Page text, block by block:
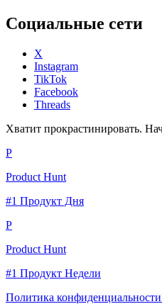
Социальные сети
X
Instagram
TikTok
Facebook
Threads
Хватит прокрастинировать.
P
Product Hunt
#1 Продукт Дня
P
Product Hunt
#1 Продукт Недели
Политика конфиденциальности